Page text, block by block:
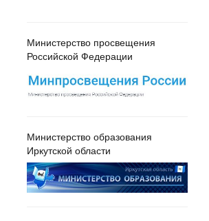
Министерство просвещения
Российской Федерации
Министерство образования
Иркутской области